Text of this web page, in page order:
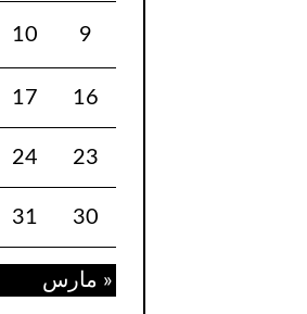
9
10
16
17
23
24
30
31
« مارس